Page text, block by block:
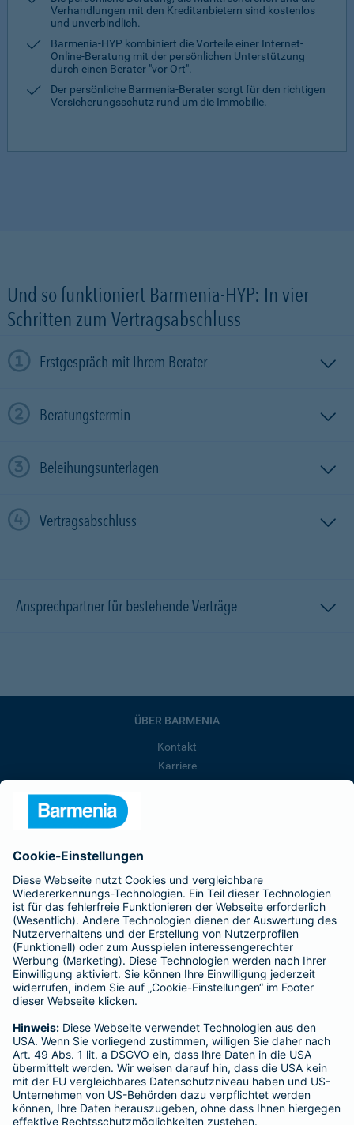
Verhandlungen mit den Kreditanbietern sind kostenlos
und unverbindlich.
Barmenia-HYP kombiniert die Vorteile einer Internet-
Online-Beratung mit der persönlichen Unterstützung
durch einen Berater "vor Ort".
Der persönliche Barmenia-Berater sorgt für den richtigen
Versicherungsschutz rund um die Immobilie.
Und so funktioniert Barmenia-HYP: In vier
Schritten zum Vertragsabschluss
Erstgespräch mit Ihrem Berater
Beratungstermin
Beleihungsunterlagen
Vertragsabschluss
Ansprechpartner für bestehende Verträge
ÜBER BARMENIA
Kontakt
Karriere
Barmenia ist Teil der BarmeniaGothaer
BELIEBTE SEITEN
Kranken-Zusatzversicherung
Tierversicherungen
Haftpflichtversicherung
Hausratversicherung
Adresse ändern
Schaden melden
Kilometerstandsmeldung
Serviceübersicht